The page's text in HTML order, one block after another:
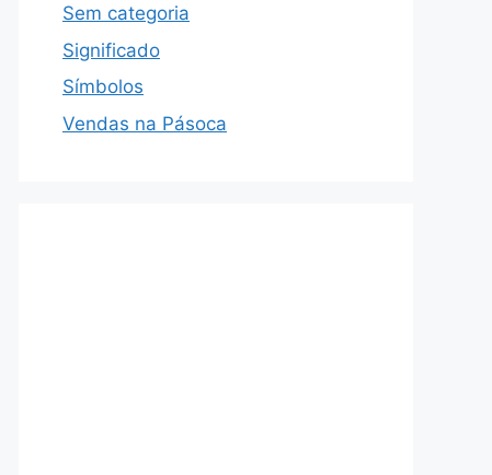
Sem categoria
Significado
Símbolos
Vendas na Pásoca